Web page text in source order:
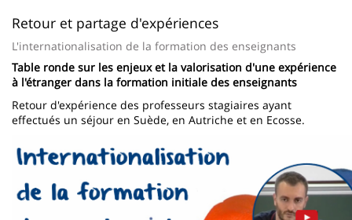
Contenu
de
la
page
principale
Retour et partage d'expériences
L'internationalisation de la formation des enseignants
Table ronde sur les enjeux et la valorisation d'une expérience
à l'étranger dans la formation initiale des enseignants
Retour d'expérience des professeurs stagiaires ayant
effectués un séjour en Suède, en Autriche et en Ecosse.